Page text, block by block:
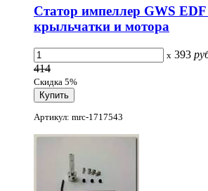
Статор импеллер GWS EDF
крыльчатки и мотора
x 393
414
Скидка 5%
Артикул: mrc-1717543